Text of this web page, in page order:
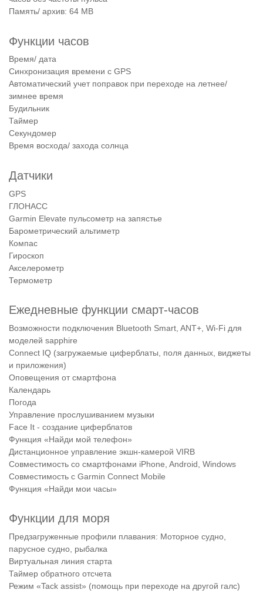
Память/ архив: 64 MB
Функции часов
Время/ дата
Синхронизация времени с GPS
Автоматический учет поправок при переходе на летнее/
зимнее время
Будильник
Таймер
Секундомер
Время восхода/ захода солнца
Датчики
GPS
ГЛОНАСС
Garmin Elevate пульсометр на запястье
Барометрический альтиметр
Компас
Гироскоп
Акселерометр
Термометр
Ежедневные функции смарт-часов
Возможности подключения Bluetooth Smart, ANT+, Wi-Fi для
моделей sapphire
Connect IQ (загружаемые циферблаты, поля данных, виджеты
и приложения)
Оповещения от смартфона
Календарь
Погода
Управление прослушиванием музыки
Face It - создание циферблатов
Функция «Найди мой телефон»
Дистанционное управление экшн-камерой VIRB
Совместимость со смартфонами iPhone, Android, Windows
Совместимость с Garmin Connect Mobile
Функция «Найди мои часы»
Функции для моря
Предзагруженные профили плавания: Моторное судно,
парусное судно, рыбалка
Виртуальная линия старта
Таймер обратного отсчета
Режим «Tack assist» (помощь при переходе на другой галс)